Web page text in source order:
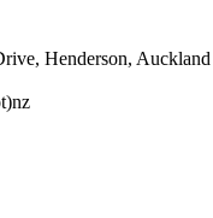
Henderson, Auckland